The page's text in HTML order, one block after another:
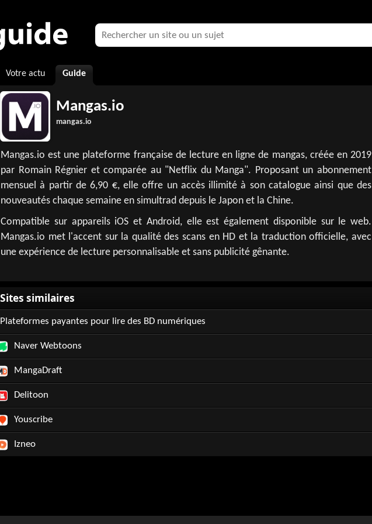
Votre actu Guide
Mangas.io
mangas.io
Mangas.io est une plateforme française de lecture en ligne de mangas, créée en 2019
par Romain Régnier et comparée au "Netflix du Manga". Proposant un abonnement
mensuel à partir de 6,90 €, elle offre un accès illimité à son catalogue ainsi que des
nouveautés chaque semaine en simultrad depuis le Japon et la Chine.
Compatible sur appareils iOS et Android, elle est également disponible sur le web.
Mangas.io met l'accent sur la qualité des scans en HD et la traduction officielle, avec
une expérience de lecture personnalisable et sans publicité gênante.
Plateformes payantes pour lire des BD numériques
Naver Webtoons
MangaDraft
Delitoon
Youscribe
Izneo